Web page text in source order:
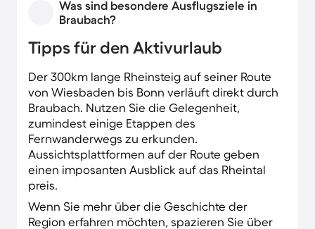
Was sind besondere Ausflugsziele in
Braubach?
Tipps für den Aktivurlaub
Der 300km lange Rheinsteig auf seiner Route
von Wiesbaden bis Bonn verläuft direkt durch
Braubach. Nutzen Sie die Gelegenheit,
zumindest einige Etappen des
Fernwanderwegs zu erkunden.
Aussichtsplattformen auf der Route geben
einen imposanten Ausblick auf das Rheintal
preis.
Wenn Sie mehr über die Geschichte der
Region erfahren möchten, spazieren Sie über